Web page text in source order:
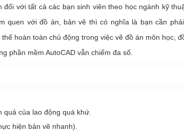
đối với tất cả các bạn sinh viên theo học ngành kỹ
quen với đồ án, bản vẽ thì có nghĩa là bạn cần
hoàn toàn chủ động trong việc vẽ đồ án môn học,
phần mềm AutoCAD vẫn chiếm đa số.
của lao động quá khứ.
hiện bản vẽ nhanh).